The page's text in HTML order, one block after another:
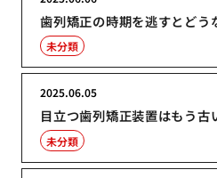
歯列矯正の時期を逃すとどう
未分類
目立つ歯列矯正装置はもう古
2025.06.05
未分類